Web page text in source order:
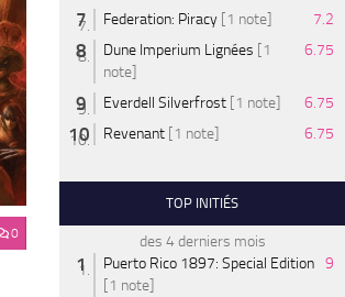
0
Federation: Piracy [1 note]
7.2
Dune Imperium Lignées [1
note]
6.75
Everdell Silverfrost [1 note]
6.75
Revenant [1 note] 6.75
TOP INITIÉS
des 4 derniers mois
Puerto Rico 1897: Special Edition
[1 note]
9